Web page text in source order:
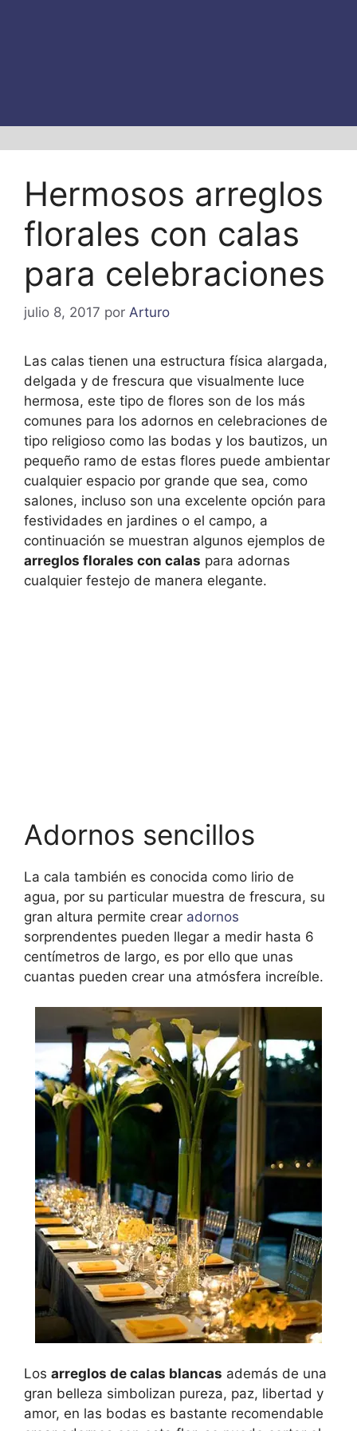
Hermosos arreglos
florales con calas
para celebraciones
julio 8, 2017 por Arturo
Las calas tienen una estructura física alargada,
delgada y de frescura que visualmente luce
hermosa, este tipo de flores son de los más
comunes para los adornos en celebraciones de
tipo religioso como las bodas y los bautizos, un
pequeño ramo de estas flores puede ambientar
cualquier espacio por grande que sea, como
salones, incluso son una excelente opción para
festividades en jardines o el campo, a
continuación se muestran algunos ejemplos de
arreglos florales con calas para adornas
cualquier festejo de manera elegante.
Adornos sencillos
La cala también es conocida como lirio de
agua, por su particular muestra de frescura, su
gran altura permite crear adornos
sorprendentes pueden llegar a medir hasta 6
centímetros de largo, es por ello que unas
cuantas pueden crear una atmósfera increíble.
Los arreglos de calas blancas además de una
gran belleza simbolizan pureza, paz, libertad y
amor, en las bodas es bastante recomendable